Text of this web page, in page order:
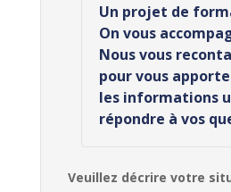
Un projet de
On vous
Nous vous
pour vous
les informations
répondre à vos
Veuillez décrire votre